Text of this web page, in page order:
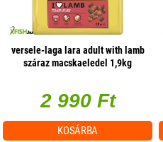
versele-laga lara adult with lamb
száraz macskaeledel 1,9kg
2 990 Ft
KOSÁRBA